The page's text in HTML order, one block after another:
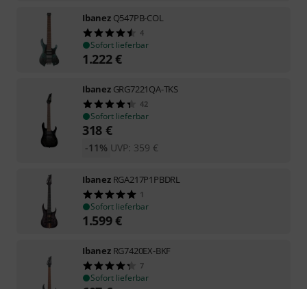
Ibanez Q547PB-COL
4
Sofort lieferbar
1.222€
Ibanez GRG7221QA-TKS
42
Sofort lieferbar
318 €
UVP: 359 €
-11%
Ibanez RGA217P1PBDRL
1
Sofort lieferbar
1.599€
Ibanez RG7420EX-BKF
7
Sofort lieferbar